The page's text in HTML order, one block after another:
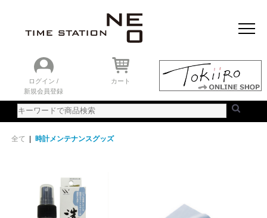
ログイン /
新規会員登録
カート
全て | 時計メンテナンスグッズ
おすすめアイテム
ニュース＆トピック
時計を探す
ランキング
ご利用ガイド